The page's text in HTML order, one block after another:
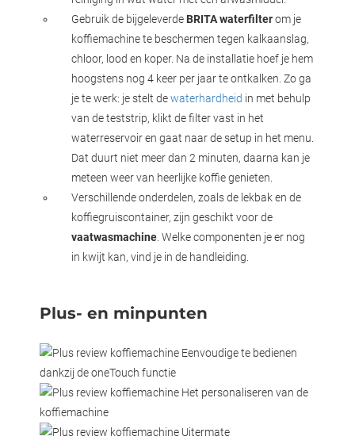
Gebruik de bijgeleverde BRITA waterfilterom je
koffiemachine te beschermen tegen kalkaanslag,
chloor, lood en koper. Na de installatie hoef je hem
hoogstens nog 4 keer per jaar te ontkalken. Zo ga
je te werk: je stelt dewaterhardheid in met behulp
van de teststrip, klikt de filter vast in het
waterreservoir en gaat naar de setup in het menu.
Dat duurt niet meer dan 2 minuten, daarna kan je
meteen weer van heerlijke koffie genieten.
Verschillende onderdelen, zoals de lekbak en de
koffiegruiscontainer, zijn geschikt voor de
vaatwasmachine . Welke componenten je er nog
in kwijt kan, vind je in de handleiding.
Plus- en minpunten
Eenvoudige te bedienen
dankzij de oneTouch functie
Het personaliseren van de
koffiemachine
Uitermate